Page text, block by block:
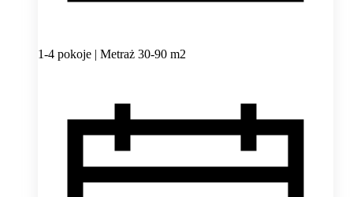
1-4 pokoje | Metraż 30-90 m2